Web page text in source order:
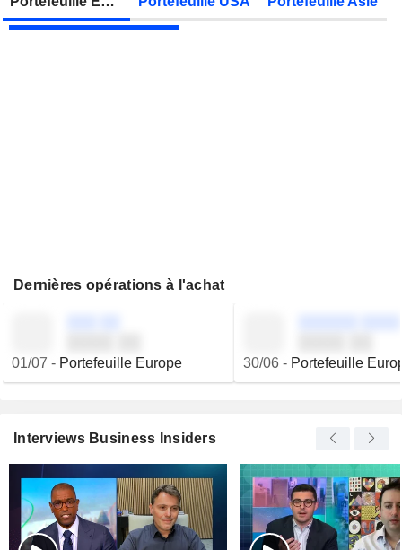
JBS N.V. Publication des résultats - Q2 2026
Dernières opérations à l'achat
01/07 - Portefeuille Europe 30/06- Portefeuille
Interviews Business Insiders